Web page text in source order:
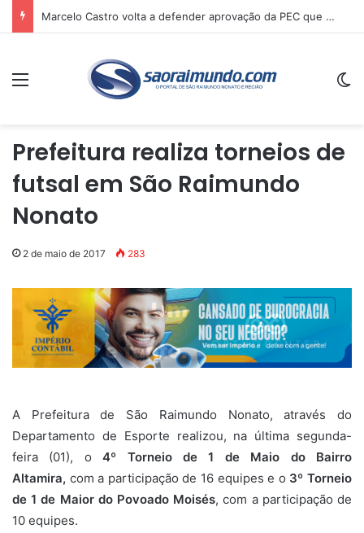
Marcelo Castro volta a defender aprovação da PEC que acaba com a escala 6×1 e avalia clima no Senado
Menu
Prefeitura realiza torneios de
futsal em São Raimundo
Nonato
2 de maio de 2017 283
A Prefeitura de São Raimundo Nonato, através do
Departamento de Esporte realizou, na última segunda-
feira (01), o4º Torneio de 1 de Maio do Bairro
Altamira, com a participação de 16 equipes e o 3º Torneio
de 1 de Maior do Povoado Moisés, com a participação de
10 equipes.